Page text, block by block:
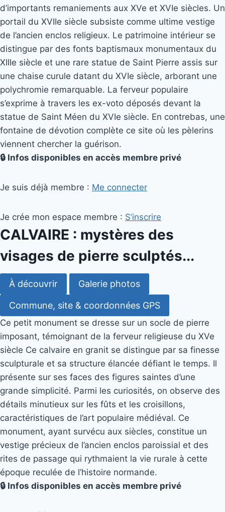
d’importants remaniements aux XVe et XVIe siècles. Un
portail du XVIIe siècle subsiste comme ultime vestige
de l’ancien enclos religieux. Le patrimoine intérieur se
distingue par des fonts baptismaux monumentaux du
XIIIe siècle et une rare statue de Saint Pierre assis sur
une chaise curule datant du XVIe siècle, arborant une
polychromie remarquable. La ferveur populaire
s’exprime à travers les ex-voto déposés devant la
statue de Saint Méen du XVIe siècle. En contrebas, une
fontaine de dévotion complète ce site où les pèlerins
viennent chercher la guérison.
🔒 Infos disponibles en accès membre privé
Je suis déjà membre : Me connecter
Je crée mon espace membre : S’inscrire
CALVAIRE : mystères des
visages de pierre sculptés...
À découvrir Galerie photos
Commune, site & coordonnées GPS
Ce petit monument se dresse sur un socle de pierre
imposant, témoignant de la ferveur religieuse du XVe
siècle Ce calvaire en granit se distingue par sa finesse
sculpturale et sa structure élancée défiant le temps. Il
présente sur ses faces des figures saintes d’une
grande simplicité. Parmi les curiosités, on observe des
détails minutieux sur les fûts et les croisillons,
caractéristiques de l’art populaire médiéval. Ce
monument, ayant survécu aux siècles, constitue un
vestige précieux de l’ancien enclos paroissial et des
rites de passage qui rythmaient la vie rurale à cette
époque reculée de l’histoire normande.
🔒 Infos disponibles en accès membre privé